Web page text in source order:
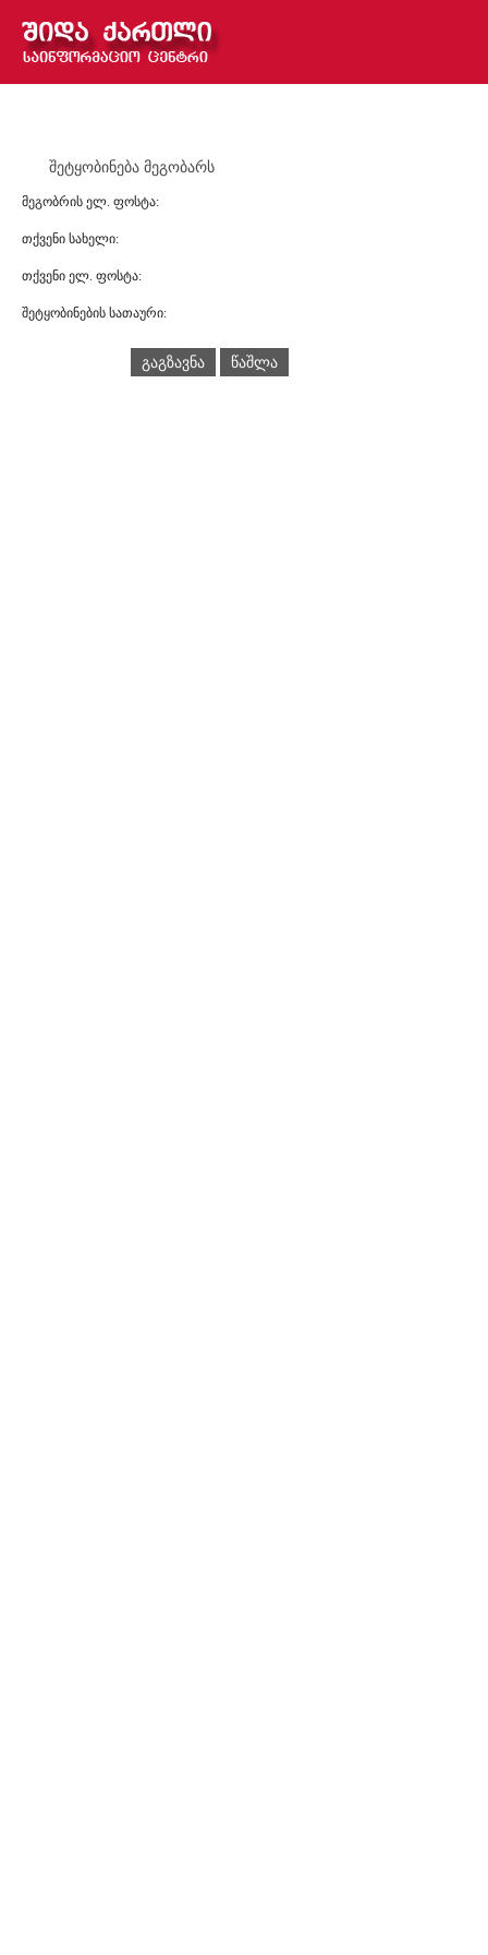
შეტყობინება მეგობარს
მეგობრის ელ. ფოსტა:
თქვენი სახელი:
თქვენი ელ. ფოსტა:
შეტყობინების სათაური:
გაგზავნა წაშლა